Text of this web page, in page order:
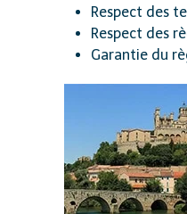
Respect des
Respect des
Garantie du